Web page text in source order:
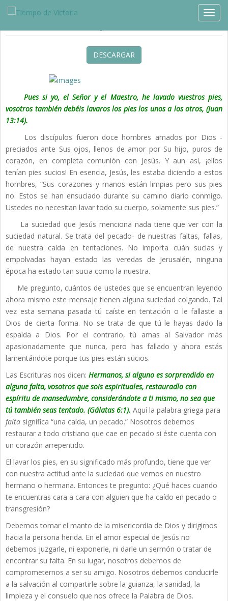
Estudios »
DESCARGAR
Pues si yo, el Señor y el Maestro, he lavado vuestros pies,
vosotrostambién debéis lavaros los pies los unos a los otros, (Juan
13:14).
Los discípulos fueron doce hombres amados por Dios -
preciados ante Sus ojos, llenos de amor por Su hijo, puros de
corazón, en completa comunión con Jesús. Y aun así, ¡ellos
tenían pies sucios! En esencia, Jesús, les estaba diciendo a estos
hombres, “Sus corazones y manos están limpias pero sus pies
no. Estos se han ensuciado durante su camino diario conmigo.
Ustedes no necesitan lavar todo su cuerpo, solamente sus pies.”
La suciedad que Jesús menciona nada tiene que ver con la
suciedad natural. Se trata del pecado- de nuestras faltas, fallas,
de nuestra caída en tentaciones. No importa cuán sucias y
empolvadas hayan estado las veredas de Jerusalén, ninguna
época ha estado tan sucia como la nuestra.
Me pregunto, cuántos de ustedes que se encuentran leyendo
ahora mismo este mensaje tienen alguna suciedad colgando. Tal
vez esta semana pasada tú caíste en tentación o le fallaste a
Dios de cierta forma. No se trata de que tú le hayas dado la
espalda a Dios. Por el contrario, tú amas al Salvador más
apasionadamente que nunca, pero has fallado y ahora estás
lamentándote porque tus pies están sucios.
Las Escrituras nos dicen: Hermanos, si alguno es sorprendido en
algunafalta, vosotros que sois espirituales, restauradlo con
espíritu de mansedumbre, considerándote a ti mismo, no sea que
tú también seas tentado. (Gálatas 6:1). Aquí la palabra griega para
falta significa “una caída, un pecado.” Nosotros debemos
restaurar a todo cristiano que cae en pecado si éste cuenta con
un corazón arrepentido.
El lavar los pies, en su significado más profundo, tiene que ver
con nuestra actitud ante la suciedad que vemos en nuestro
hermano o hermana. Entonces te pregunto: ¿Qué haces cuando
te encuentras cara a cara con alguien que ha caído en pecado o
transgresión?
Debemos tomar el manto de la misericordia de Dios y dirigirnos
hacia la persona herida. En el amor especial de Jesús no
debemos juzgarle, ni exponerle, ni darle un sermón o tratar de
encontrar su falta. En su lugar, nosotros debemos de
comprometernos a ser su amigo. Nosotros debemos conducirle
a la salvación al compartirle sobre la guianza, la sanidad, la
limpieza y el consuelo que nos ofrece la Palabra de Dios.